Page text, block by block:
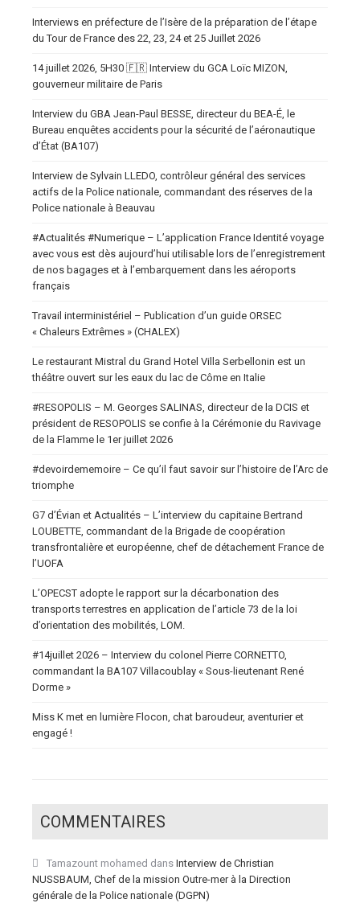
Interviews en préfecture de l’Isère de la préparation de l’étape
du Tour de France des 22, 23, 24 et 25 Juillet 2026
14 juillet 2026, 5H30 🇫🇷 Interview du GCA Loïc MIZON,
gouverneur militaire de Paris
Interview du GBA Jean-Paul BESSE, directeur du BEA-É, le
Bureau enquêtes accidents pour la sécurité de l’aéronautique
d’État (BA107)
Interview de Sylvain LLEDO, contrôleur général des services
actifs de la Police nationale, commandant des réserves de la
Police nationale à Beauvau
#Actualités #Numerique – L’application France Identité voyage
avec vous est dès aujourd’hui utilisable lors de l’enregistrement
de nos bagages et à l’embarquement dans les aéroports
français
Travail interministériel – Publication d’un guide ORSEC
« Chaleurs Extrêmes » (CHALEX)
Le restaurant Mistral du Grand Hotel Villa Serbellonin est un
théâtre ouvert sur les eaux du lac de Côme en Italie
#RESOPOLIS – M. Georges SALINAS, directeur de la DCIS et
président de RESOPOLIS se confie à la Cérémonie du Ravivage
de la Flamme le 1er juillet 2026
#devoirdememoire – Ce qu’il faut savoir sur l’histoire de l’Arc de
triomphe
G7 d’Évian et Actualités – L’interview du capitaine Bertrand
LOUBETTE, commandant de la Brigade de coopération
transfrontalière et européenne, chef de détachement France de
l’UOFA
L’OPECST adopte le rapport sur la décarbonation des
transports terrestres en application de l’article 73 de la loi
d’orientation des mobilités, LOM.
#14juillet 2026 – Interview du colonel Pierre CORNETTO,
commandant la BA107 Villacoublay « Sous-lieutenant René
Dorme »
Miss K met en lumière Flocon, chat baroudeur, aventurier et
engagé !
COMMENTAIRES
Tamazount mohamed dans Interview de Christian
NUSSBAUM, Chef de la mission Outre-mer à la Direction
générale de la Police nationale (DGPN)